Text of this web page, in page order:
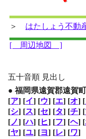
＞ はたしょう不動
[ 周辺地図 ]
五十音順 見出し
● 福岡県遠賀郡遠賀町
[ア] [イ] [ウ] [エ] [オ] [
[シ] [ス] [セ] [タ] [チ] [
[ノ] [ハ] [ヒ] [フ] [ヘ] [
[ヤ] [ユ] [ヨ] [レ] [ワ]